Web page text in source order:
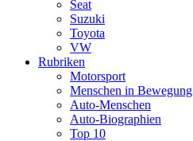
Seat
Suzuki
Toyota
VW
Rubriken
Motorsport
Menschen in Bewegung
Auto-Menschen
Auto-Biographien
Top 10